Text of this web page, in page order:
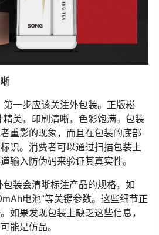
一步应该关注外包装。正版崧
美，印刷清晰，色彩饱满。包装
重影的现象，而且在包装的底部
识。消费者可以通过扫描包装上
输入防伪码来验证其真实性。
装会清晰标注产品的规格，如
电池”等关键参数。这些细节正
如果发现包装上缺乏这些信息，
能是仿品。